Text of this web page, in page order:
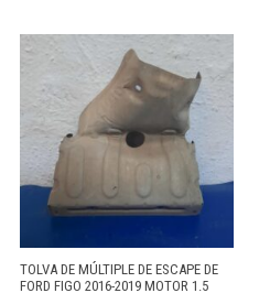
TOLVA DE MÚLTIPLE DE ESCAPE DE
FORD FIGO 2016-2019 MOTOR 1.5